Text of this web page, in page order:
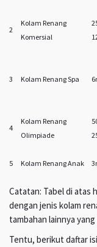
2
Kolam Renang
Komersial
3
Kolam Renang Spa
4
Kolam Renang
Olimpiade
5
Kolam Renang Anak
Catatan: Tabel di atas
dengan jenis kolam
tambahan lainnya
Tentu, berikut daftar